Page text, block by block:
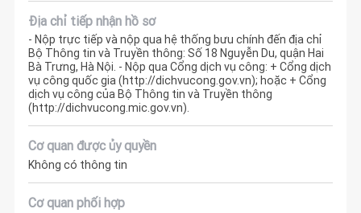
Địa chỉ tiếp nhận hồ sơ
- Nộp trực tiếp và nộp qua hệ thống bưu chính đến địa chỉ
Bộ Thông tin và Truyền thông: Số 18 Nguyễn Du, quận Hai
Bà Trưng, Hà Nội. - Nộp qua Cổng dịch vụ công: + Cổng dịch
vụ công quốc gia (http://dichvucong.gov.vn); hoặc + Cổng
dịch vụ công của Bộ Thông tin và Truyền thông
(http://dichvucong.mic.gov.vn).
Cơ quan được ủy quyền
Không có thông tin
Cơ quan phối hợp